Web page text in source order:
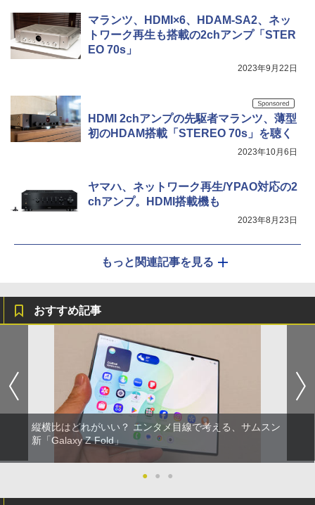
マランツ、HDMI×6、HDAM-SA2、ネッ
トワーク再生も搭載の2chアンプ「STER
EO 70s」
2023年9月22日
HDMI 2chアンプの先駆者マランツ、薄型
初のHDAM搭載「STEREO 70s」を聴く
2023年10月6日
ヤマハ、ネットワーク再生/YPAO対応の2
chアンプ。HDMI搭載機も
2023年8月23日
もっと関連記事を見る
おすすめ記事
縦横比はどれがいい？ エンタメ目線で考える、サムスン
新「Galaxy Z Fold」
● ● ●